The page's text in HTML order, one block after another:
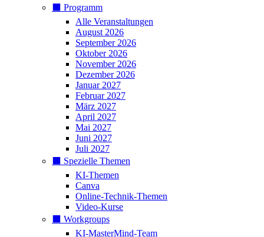
⬛️ Programm
Alle Veranstaltungen
August 2026
September 2026
Oktober 2026
November 2026
Dezember 2026
Januar 2027
Februar 2027
März 2027
April 2027
Mai 2027
Juni 2027
Juli 2027
⬛️ Spezielle Themen
KI-Themen
Canva
Online-Technik-Themen
Video-Kurse
⬛️ Workgroups
KI-MasterMind-Team